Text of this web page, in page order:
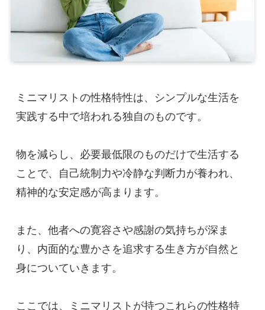
ミニマリストの性格特性は、シンプルな生活を
実践する中で培われる独自のものです。
物を減らし、必要最低限のものだけで生活する
ことで、自己統制力や冷静な判断力が養われ、
精神的な安定感が高まります。
また、他者への寛容さや感謝の気持ちが深ま
り、内面的な豊かさを追求する生き方が自然と
身についていきます。
ここでは、ミニマリストが持つこれらの性格特